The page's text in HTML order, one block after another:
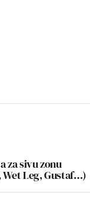
za sivu zonu
Wet Leg, Gustaf…)